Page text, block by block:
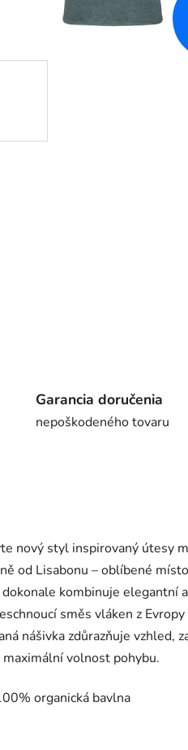
Garancia doručenia
nepoškodeného tovaru
nový styl inspirovaný útesy
od Lisabonu – oblíbené
kombinuje elegantní
směs vláken z
nášivka zdůrazňuje vzhled,
maximální volnost pohybu.
organická bavlna